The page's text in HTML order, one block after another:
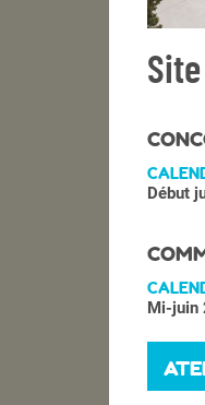
Début
Mi-juin